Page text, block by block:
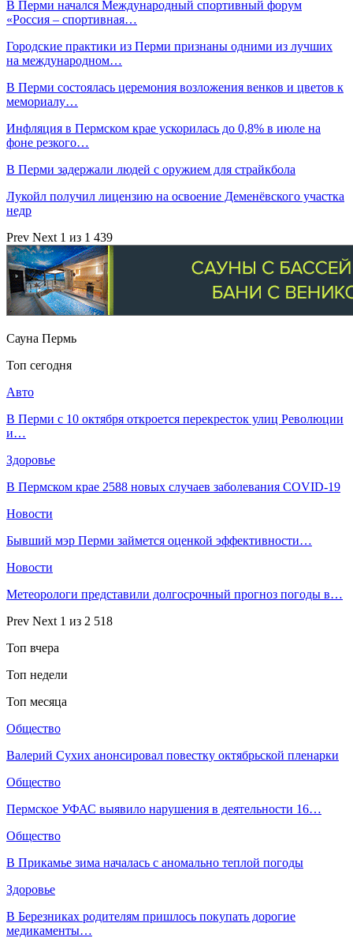
В Перми начался Международный спортивный форум
«Россия – спортивная…
Городские практики из Перми признаны одними из лучших
на международном…
В Перми состоялась церемония возложения венков и цветов к
мемориалу…
Инфляция в Пермском крае ускорилась до 0,8% в июле на
фоне резкого…
В Перми задержали людей с оружием для страйкбола
Лукойл получил лицензию на освоение Деменёвского участка
недр
Prev Next 1 из 1 439
Сауна Пермь
Топ сегодня
Авто
В Перми с 10 октября откроется перекресток улиц Революции
и…
Здоровье
В Пермском крае 2588 новых случаев заболевания COVID-19
Новости
​Бывший мэр Перми займется оценкой эффективности…
Новости
​Метеорологи представили долгосрочный прогноз погоды в…
Prev Next 1 из 2 518
Топ вчера
Топ недели
Топ месяца
Общество
Валерий Сухих анонсировал повестку октябрьской пленарки
Общество
Пермское УФАС выявило нарушения в деятельности 16…
Общество
В Прикамье зима началась с аномально теплой погоды
Здоровье
В Березниках родителям пришлось покупать дорогие
медикаменты…